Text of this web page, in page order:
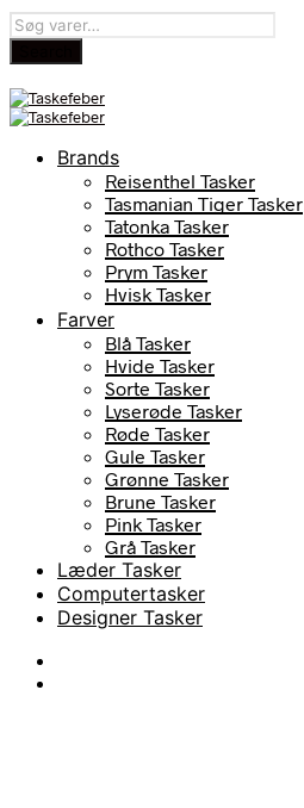
Brands
Reisenthel Tasker
Tasmanian Tiger Tasker
Tatonka Tasker
Rothco Tasker
Prym Tasker
Hvisk Tasker
Infinity Hearts Tasker
ReDesigned Tasker
Everki Tasker
Mads Nørgaard Tasker
Calvin Klein Tasker
Depeche Tasker
Farver
Blå Tasker
Hvide Tasker
Sorte Tasker
Lyserøde Tasker
Røde Tasker
Gule Tasker
Grønne Tasker
Brune Tasker
Pink Tasker
Grå Tasker
Læder Tasker
Computertasker
Designer Tasker